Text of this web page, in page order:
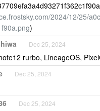
2024/12/25/
)
Dec 25, 2024
rurbo, LineageOS,
Dec 25, 2024
Dec 25, 2024